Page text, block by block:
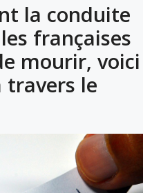
la conduite
françaises
mourir, voici
travers le